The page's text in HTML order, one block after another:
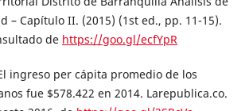
– Capítulo II. (2015) (1st ed., pp. 11-15).
de https://goo.gl/ecfYpR
ingreso per cápita promedio de los
fue $578.422 en 2014. Larepublica.co.